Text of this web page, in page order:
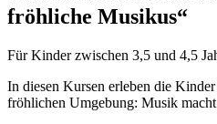
fröhliche Musikus“
Für Kinder zwischen 3,5 und 4,5
In diesen Kursen erleben die
fröhlichen Umgebung: Musik